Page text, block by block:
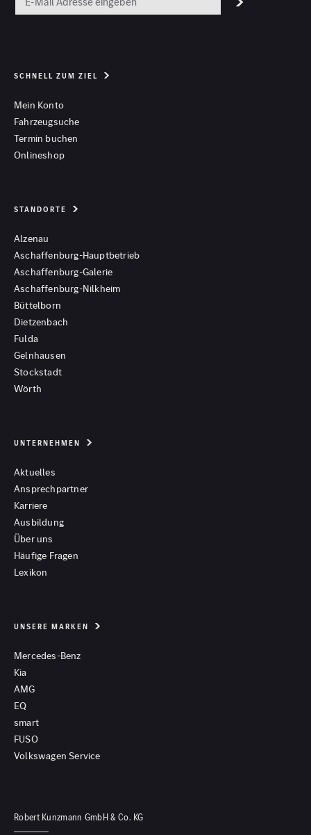
SCHNELL ZUM ZIEL
Mein Konto
Fahrzeugsuche
Termin buchen
Onlineshop
STANDORTE
Alzenau
Aschaffenburg-Hauptbetrieb
Aschaffenburg-Galerie
Aschaffenburg-Nilkheim
Büttelborn
Dietzenbach
Fulda
Gelnhausen
Stockstadt
Wörth
UNTERNEHMEN
Aktuelles
Ansprechpartner
Karriere
Ausbildung
Über uns
Häufige Fragen
Lexikon
UNSERE MARKEN
Mercedes-Benz
Kia
AMG
EQ
smart
FUSO
Volkswagen Service
Robert Kunzmann GmbH & Co. KG